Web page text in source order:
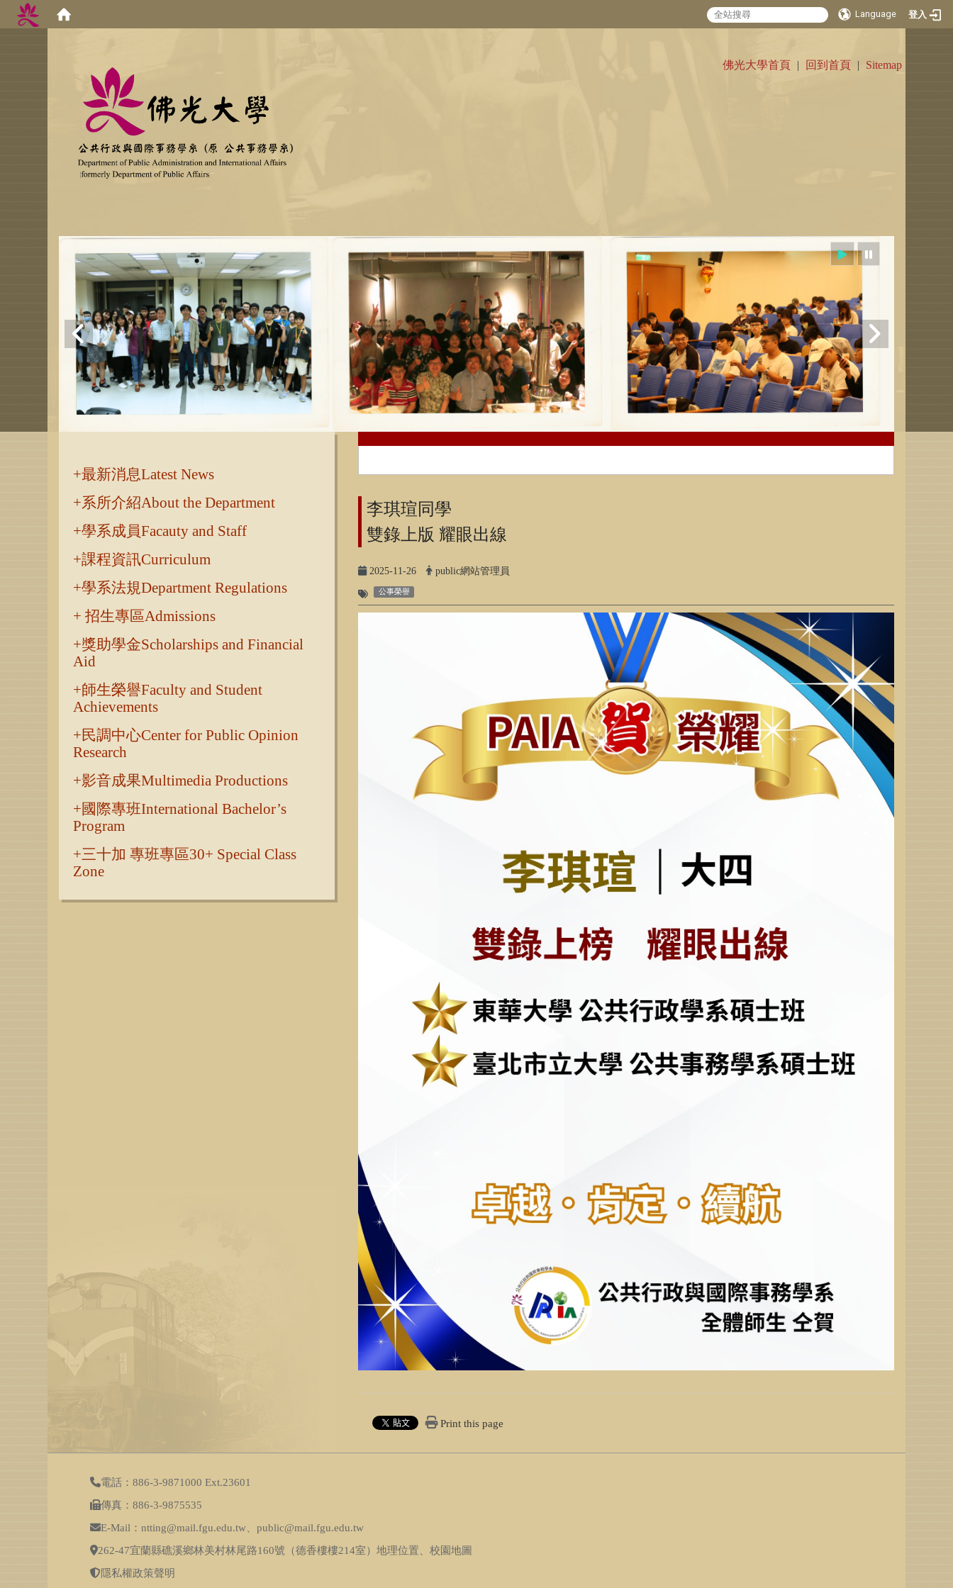
Language 登入
佛光大學首頁 | 回到首頁 | Sitemap
最新消息Latest News
系所介紹About the Department
學系成員Facauty and Staff
課程資訊Curriculum
學系法規Department Regulations
招生專區Admissions
獎助學金Scholarships and Financial
Aid
師生榮譽Faculty and Student
Achievements
民調中心Center for Public Opinion
Research
影音成果Multimedia Productions
國際專班International Bachelor’s
Program
三十加 專班專區30+ Special Class
Zone
李琪瑄同學
雙錄上版 耀眼出線
2025-11-26 public網站管理員
公事榮譽
Print this page
電話：886-3-9871000 Ext.23601
傳真：886-3-9875535
E-Mail：ntting@mail.fgu.edu.tw、public@mail.fgu.edu.tw
262-47宜蘭縣礁溪鄉林美村林尾路160號（德香樓樓214室）地理位置 、校園地圖
隱私權政策聲明